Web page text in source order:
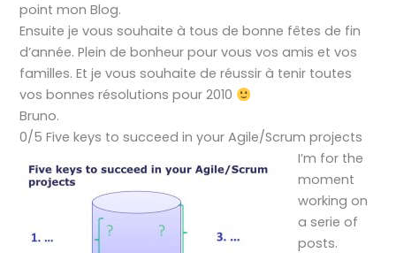
point mon Blog.
Ensuite je vous souhaite à tous de bonne fêtes de fin
d’année. Plein de bonheur pour vous vos amis et vos
familles. Et je vous souhaite de réussir à tenir toutes
vos bonnes résolutions pour 2010
Bruno.
0/5 Five keys to succeed in your Agile/Scrum projects
I’m for the
moment
working on
a serie of
posts.